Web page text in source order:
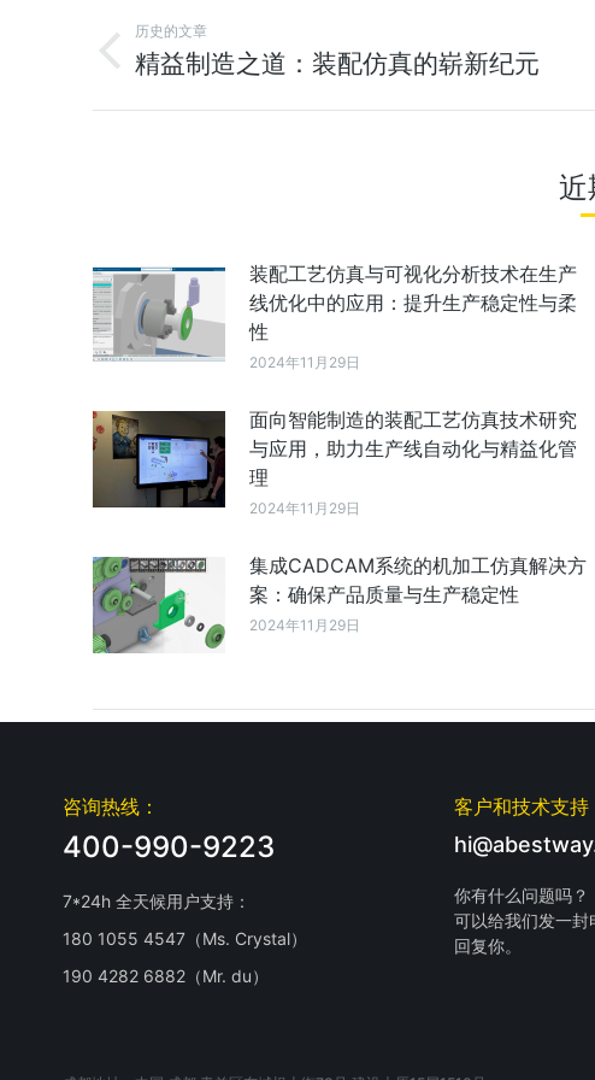
历史的文章
精益制造之道：装配仿真的崭新纪元
近
装配工艺仿真与可视化分析技术在生产
线优化中的应用：提升生产稳定性与柔
性
2024年11月29日
面向智能制造的装配工艺仿真技术研究
与应用，助力生产线自动化与精益化管
理
2024年11月29日
集成CADCAM系统的机加工仿真解决方
案：确保产品质量与生产稳定性
2024年11月29日
咨询热线：
400-990-9223
7*24h 全天候用户支持：
180 1055 4547（Ms. Crystal）
190 4282 6882（Mr. du）
客户和技术支持
你有什么问题吗？
可以给我们发一
回复你。